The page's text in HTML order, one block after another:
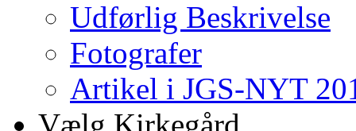
Udførlig Beskrivelse
Fotografer
Artikel i JGS-NYT
Vælg Kirkegård